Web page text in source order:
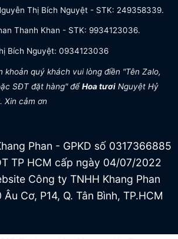
Thị Bích Nguyệt - STK: 249358339.
Thanh Khan - STK: 9934123036.
Bích Nguyệt: 0934123036
khoản quý khách vui lòng điền "Tên Zalo,
SĐT đặt hàng" đểHoa tươi Nguyệt Hỷ
Xin cảm ơn
Phan - GPKD số 0317366885
TP HCM cấp ngày 04/07/2022
Công ty TNHH Khang Phan
Cơ, P14, Q. Tân Bình, TP.HCM